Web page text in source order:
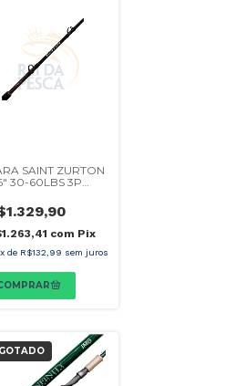
SAINT ZURTON
30-60LBS 3P
com Pix
x de R$132,99 sem juros